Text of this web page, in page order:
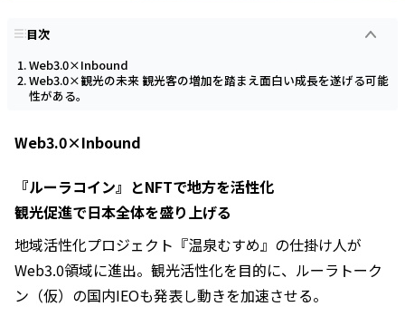
目次
Web3.0×Inbound
Web3.0×観光の未来 観光客の増加を踏まえ面白い成長を遂げる可能
性がある。
Web3.0×Inbound
『ルーラコイン』とNFTで地方を活性化
観光促進で日本全体を盛り上げる
地域活性化プロジェクト『温泉むすめ』の仕掛け人が
Web3.0領域に進出。観光活性化を目的に、ルーラトーク
ン（仮）の国内IEOも発表し動きを加速させる。